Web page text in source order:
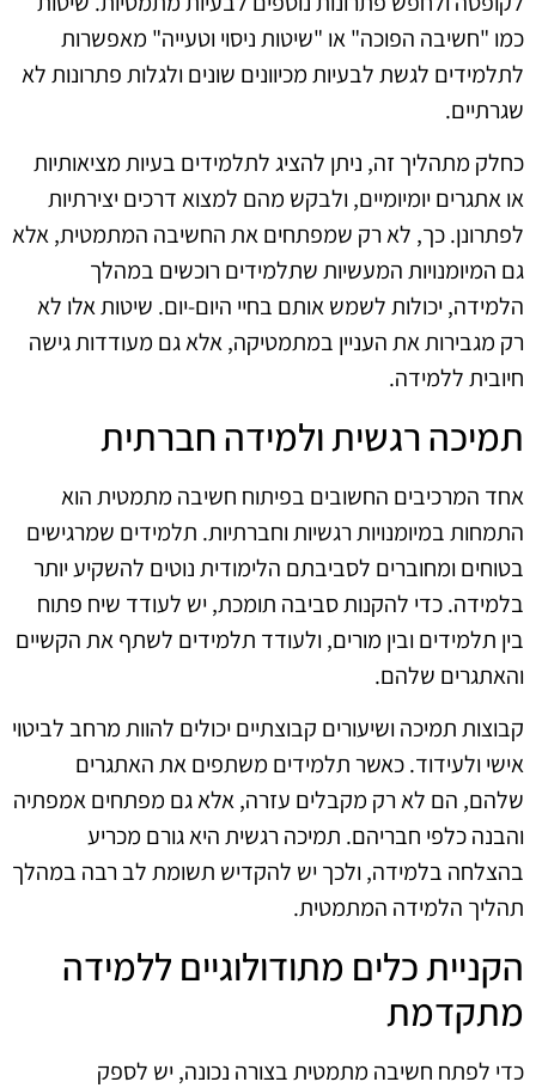
כמו "חשיבה הפוכה" או "שיטות ניסוי וטעייה" מאפשרות
לתלמידים לגשת לבעיות מכיוונים שונים ולגלות פתרונות לא
שגרתיים.
כחלק מתהליך זה, ניתן להציג לתלמידים בעיות מציאותיות
או אתגרים יומיומיים, ולבקש מהם למצוא דרכים יצירתיות
לפתרונן. כך, לא רק שמפתחים את החשיבה המתמטית, אלא
גם המיומנויות המעשיות שתלמידים רוכשים במהלך
הלמידה, יכולות לשמש אותם בחיי היום-יום. שיטות אלו לא
רק מגבירות את העניין במתמטיקה, אלא גם מעודדות גישה
חיובית ללמידה.
תמיכה רגשית ולמידה חברתית
אחד המרכיבים החשובים בפיתוח חשיבה מתמטית הוא
התמחות במיומנויות רגשיות וחברתיות. תלמידים שמרגישים
בטוחים ומחוברים לסביבתם הלימודית נוטים להשקיע יותר
בלמידה. כדי להקנות סביבה תומכת, יש לעודד שיח פתוח
בין תלמידים ובין מורים, ולעודד תלמידים לשתף את הקשיים
והאתגרים שלהם.
קבוצות תמיכה ושיעורים קבוצתיים יכולים להוות מרחב לביטוי
אישי ולעידוד. כאשר תלמידים משתפים את האתגרים
שלהם, הם לא רק מקבלים עזרה, אלא גם מפתחים אמפתיה
והבנה כלפי חבריהם. תמיכה רגשית היא גורם מכריע
בהצלחה בלמידה, ולכך יש להקדיש תשומת לב רבה במהלך
תהליך הלמידה המתמטית.
הקניית כלים מתודולוגיים ללמידה
מתקדמת
כדי לפתח חשיבה מתמטית בצורה נכונה, יש לספק